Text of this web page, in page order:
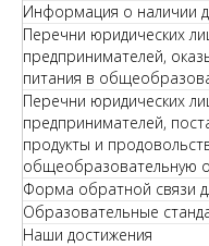
Информация о наличии
Перечни юридических
предпринимателей,
питания в
Перечни юридических
предпринимателей,
продукты и
общеобразовательную
Форма обратной связи
Образовательные
Наши достижения